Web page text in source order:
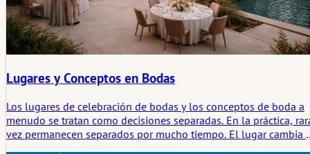
Lugares y Conceptos en Bodas
Los lugares de celebración de bodas y los conceptos de boda a
menudo se tratan como decisiones separadas. En la práctica,
vez permanecen separados por mucho tiempo. El lugar cambia